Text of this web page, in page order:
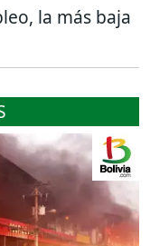
la más baja